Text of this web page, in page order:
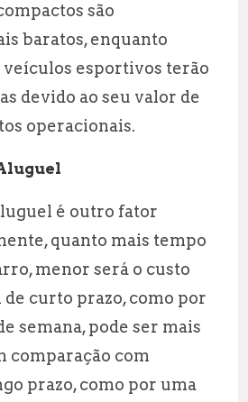
são
baratos, enquanto
veículos esportivos terão
devido ao seu valor de
operacionais.
é outro fator
quanto mais tempo
menor será o custo
curto prazo, como por
semana, pode ser mais
comparação com
prazo, como por uma